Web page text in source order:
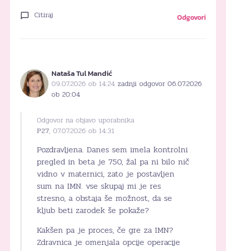
Citiraj Odgovori
Nataša Tul Mandić
09.07.2026 ob 14:24 zadnji odgovor 06.07.2026
ob 20:04
Odgovor na objavo uporabnika
P27, 07.07.2026 ob 14:31
Pozdravljena. Danes sem imela kontrolni
pregled in beta je 750, žal pa ni bilo nič
vidno v maternici, zato je postavljen
sum na IMN. vse skupaj mi je res
stresno, a obstaja še možnost, da se
kljub beti zarodek še pokaže?
Kakšen pa je proces, če gre za IMN?
Zdravnica je omenjala opcije operacije